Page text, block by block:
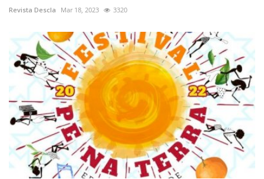
Revista Descla Mar 18, 2023 3320